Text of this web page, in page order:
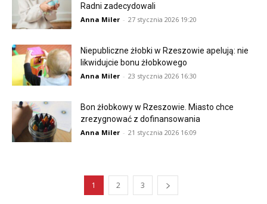
Radni zadecydowali
Anna Miler - 27 stycznia 2026 19:20
Niepubliczne żłobki w Rzeszowie apelują: nie
likwidujcie bonu żłobkowego
Anna Miler - 23 stycznia 2026 16:30
Bon żłobkowy w Rzeszowie. Miasto chce
zrezygnować z dofinansowania
Anna Miler - 21 stycznia 2026 16:09
1 2 3